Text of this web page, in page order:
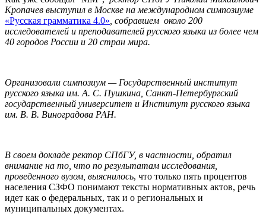
Кропачев выступил в Москве на международном симпозиуме
«Русская грамматика 4.0» , собравшем около 200
исследователей и преподавателей русского языка из более чем
40 городов России и 20 стран мира.
Организовали симпозиум — Государственный институт
русского языка им. А. С. Пушкина, Санкт-Петербургский
государственный университет и Институт русского языка
им. В. В. Виноградова РАН.
В своем докладе ректор СПбГУ, в частности, обратил
внимание на то, что по результатам исследования,
проведенного вузом, выяснилось, что только пять процентов
населения СЗФО понимают тексты нормативных актов, речь
идет как о федеральных, так и о региональных и
муниципальных документах.